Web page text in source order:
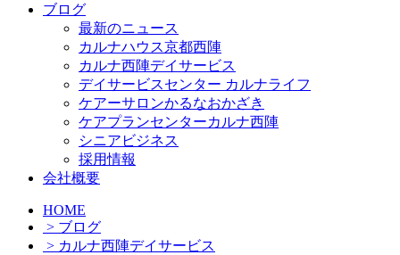
ブログ
最新のニュース
カルナハウス京都西陣
カルナ西陣デイサービス
デイサービスセンター カルナライフ
ケアーサロンかるなおかざき
ケアプランセンターカルナ西陣
シニアビジネス
採用情報
会社概要
HOME
> ブログ
> カルナ西陣デイサービス